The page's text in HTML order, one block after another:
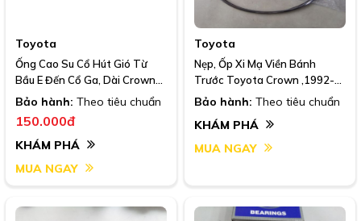
Toyota
Ống Cao Su Cổ Hút Gió Từ
Bầu E Đến Cổ Ga, Dài Crown
3.0 91-95 I Oem: 17882-
Bảo hành: Theo tiêu chuẩn
150.000đ
KHÁM PHÁ
MUA NGAY
Toyota
Nẹp, Ốp Xi Mạ Viền Bánh
Trước Toyota Crown ,1992-
1995
Bảo hành: Theo tiêu chuẩn
KHÁM PHÁ
MUA NGAY